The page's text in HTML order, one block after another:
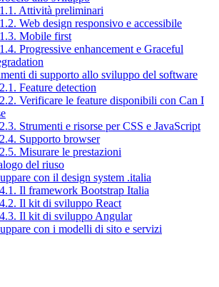
Attività preliminari
Web design responsivo e accessibile
Mobile first
Progressive enhancement e Graceful
di supporto allo sviluppo del software
Feature detection
Verificare le feature disponibili con Can I
Strumenti e risorse per CSS e JavaScript
Supporto browser
Misurare le prestazioni
del riuso
con il design system .italia
Il framework Bootstrap Italia
Il kit di sviluppo React
Il kit di sviluppo Angular
con i modelli di sito e servizi